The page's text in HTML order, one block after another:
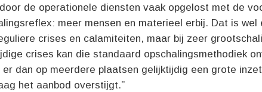
de operationele diensten vaak opgelost met de
meer mensen en materieel erbij. Dat is wel
crises en calamiteiten, maar bij zeer
crises kan die standaard opschalingsmethodiek
er dan op meerdere plaatsen gelijktijdig een grote
het aanbod overstijgt.”